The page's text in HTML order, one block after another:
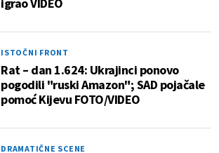
igrao VIDEO
ISTOČNI FRONT
Rat – dan 1.624: Ukrajinci ponovo
pogodili "ruski Amazon"; SAD pojačale
pomoć Kijevu FOTO/VIDEO
DRAMATIČNE SCENE